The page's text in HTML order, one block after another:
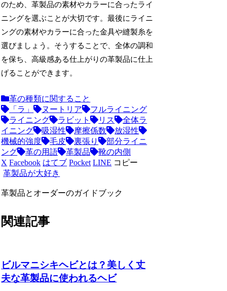
のため、革製品の素材やカラーに合ったライ
ニングを選ぶことが大切です。最後にライニ
ングの素材やカラーに合った金具や縫製糸を
選びましょう。そうすることで、全体の調和
を保ち、高級感ある仕上がりの革製品に仕上
げることができます。
革の種類に関すること
「ラ」
ヌートリア
フルライニング
ライニング
ラビット リス
全体ラ
イニング
吸湿性 摩擦係数
放湿性
機械的強度
毛皮 裏張り
部分ライニ
ング
革の用語 革製品
靴の内側
X Facebook はてブ Pocket LINE コピー
革製品が大好き
革製品とオーダーのガイドブック
関連記事
ビルマニシキヘビとは？美しく丈
夫な革製品に使われるヘビ